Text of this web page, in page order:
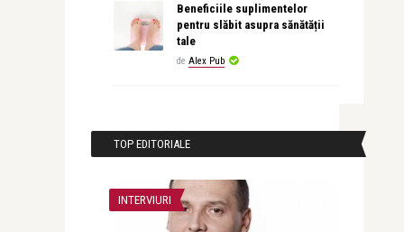
Beneficiile suplimentelor
pentru slăbit asupra sănătății
tale
de Alex Pub
TOP EDITORIALE
INTERVIURI